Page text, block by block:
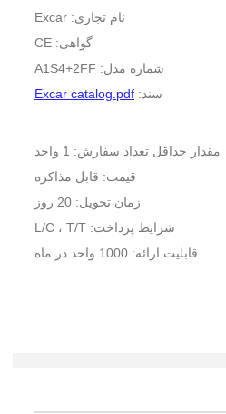
نام تجاری: Excar
گواهی: CE
شماره مدل: A1S4+2FF
سند: Excar catalog.pdf
مقدار حداقل تعداد سفارش: 1 واحد
قیمت: قابل مذاکره
زمان تحویل: 20 روز
شرایط پرداخت: L/C ، T/T
قابلیت ارائه: 1000 واحد در ماه